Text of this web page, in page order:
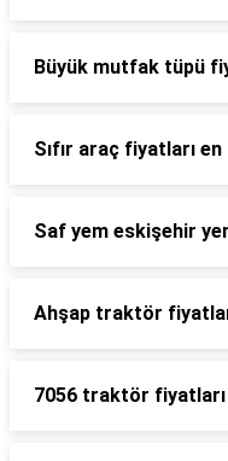
Büyük mutfak tüpü
Sıfır araç fiyatları en
Saf yem eskişehir
Ahşap traktör
7056 traktör